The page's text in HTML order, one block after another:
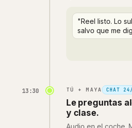
"Reel listo. Lo
salvo que me
13:30 TÚ + MAYA CHAT
Le preguntas
y clase.
Audio en el coche.